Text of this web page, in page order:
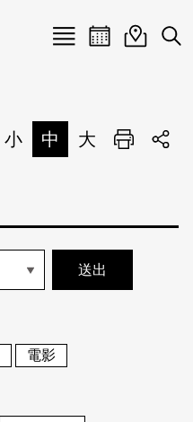
Menu
English
登入/註冊
活動日曆活動地圖
展
小 中 大 列印
電影